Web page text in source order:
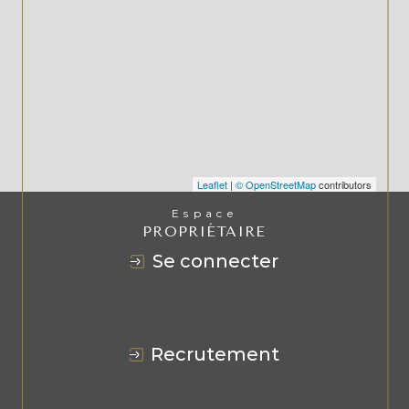
Leaflet | © OpenStreetMapcontributors
Espace
PROPRIÉTAIRE
se connecter
recrutement